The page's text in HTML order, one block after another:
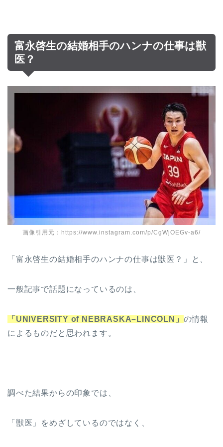
富永啓生の結婚相手のハンナの仕事は獣
医？
画像引用元：https://www.instagram.com/p/CgWjOEGv-a6/
「富永啓生の結婚相手のハンナの仕事は獣医？」と、
一般記事で話題になっているのは、
「UNIVERSITY of NEBRASKA–LINCOLN」 の情報
によるものだと思われます。
調べた結果からの印象では、
「獣医」をめざしているのではなく、